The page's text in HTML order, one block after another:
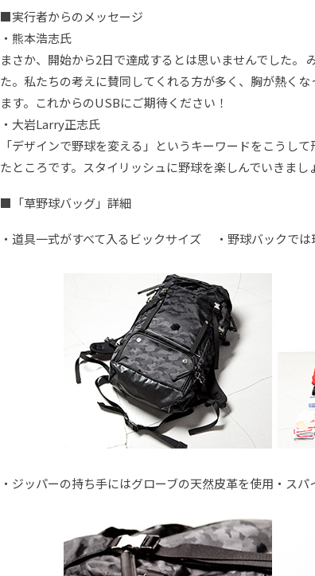
■実行者からのメッセージ
・熊本浩志氏
まさか、開始から2日で達成するとは思いませんでした。
た。私たちの考えに賛同してくれる方が多く、胸が熱く
ます。これからのUSBにご期待ください！
・大岩Larry正志氏
「デザインで野球を変える」というキーワードをこうし
たところです。スタイリッシュに野球を楽しんでいきまし
■「草野球バッグ」詳細
・道具一式がすべて入るビックサイズ ・野球バックでは
・ジッパーの持ち手にはグローブの天然皮革を使用・ス